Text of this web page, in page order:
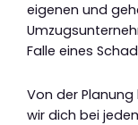
eigenen und
Falle eines
Von der
wir dich bei